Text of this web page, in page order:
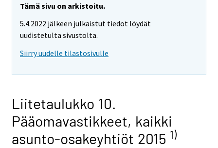
Tämä sivu on arkistoitu.
5.4.2022 jälkeen julkaistut tiedot löydät
uudistetulta sivustolta.
Siirry uudelle tilastosivulle
Liitetaulukko 10.
Pääomavastikkeet, kaikki
asunto-osakeyhtiöt 2015 1)